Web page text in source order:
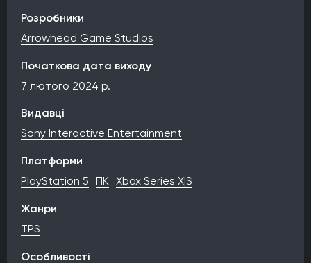
Розробники
Arrowhead Game Studios
Початкова дата виходу
7 лютого 2024 р.
Видавці
Sony Interactive Entertainment
Платформи
PlayStation 5 ПК Xbox Series X|S
Жанри
TPS
Особливості